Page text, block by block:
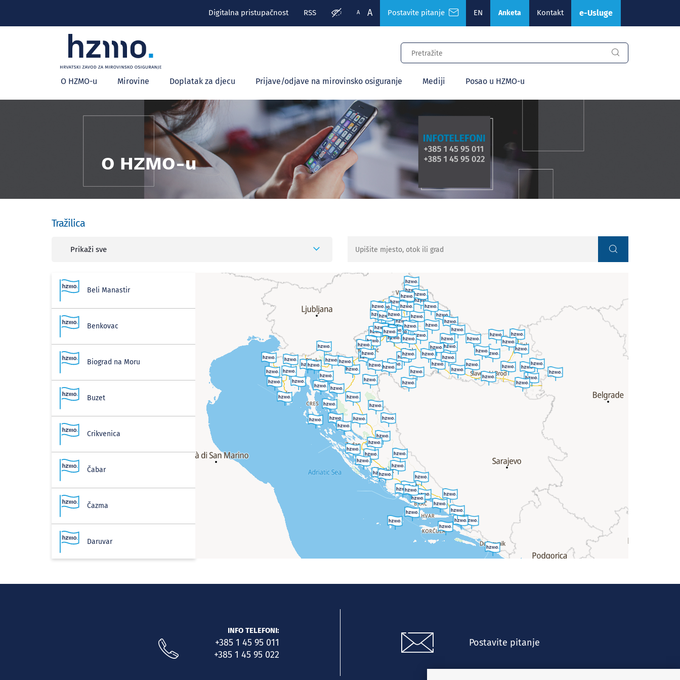
Digitalna pristupačnost RSS A A Postavite pitanje EN Anketa Kontakt e-Usluge
Glavni
izbornik
O HZMO-u Mirovine Doplatak za djecu Prijave/odjave na mirovinsko osiguranje Mediji Posao u HZMO-u
O HZMO-u
Tražilica
Prikaži sve
Beli Manastir
Benkovac
Biograd na Moru
Buzet
Crikvenica
Čabar
Čazma
Daruvar
INFO TELEFONI:
+385 1 45 95 011
+385 1 45 95 022
Postavite pitanje